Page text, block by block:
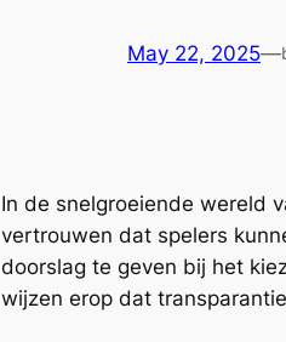
May 22, 2025—
In de snelgroeiende wereld
vertrouwen dat spelers
doorslag te geven bij het
wijzen erop dat